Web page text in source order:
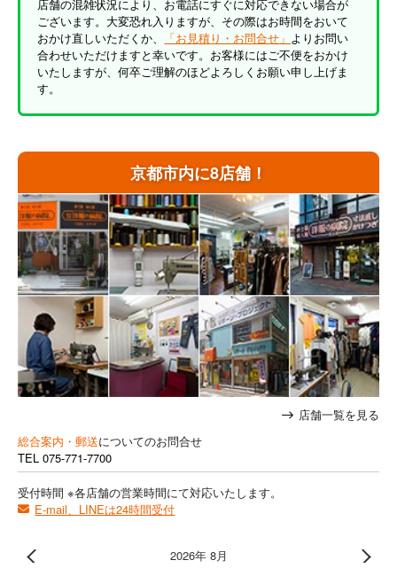
京都市内に8店舗！
店舗一覧を見る
総合案内・郵送についてのお問合せ
TEL 075-771-7700
受付時間 ※各店舗の営業時間にて対応いたします。
E-mail、LINEは24時間受付
2026年 8月
店舗の混雑状況により、お電話にすぐに対応できない場合が
ございます。大変恐れ入りますが、その際はお時間をおいて
おかけ直しいただくか、
「お見積り・お問合せ」 よりお問い
合わせいただけますと幸いです。お客様にはご不便をおかけ
いたしますが、何卒ご理解のほどよろしくお願い申し上げま
す。